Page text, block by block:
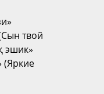
твой
эшик»
(Яркие